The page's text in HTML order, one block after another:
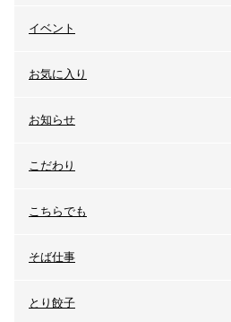
イベント
お気に入り
お知らせ
こだわり
こちらでも
そば仕事
とり餃子